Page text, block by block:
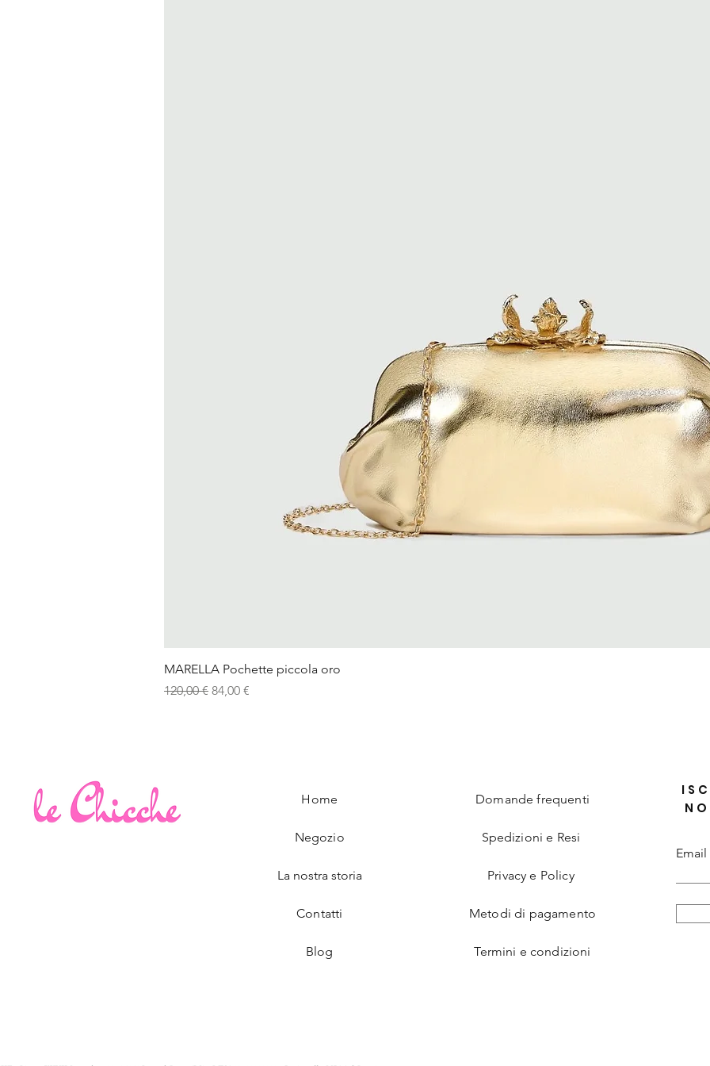
MARELLA Pochette piccola oro
Prezzo regolare
120,00 € Prezzo scontato
84,00 €
Home
Negozio
La nostra storia
Contatti
Blog
Domande frequenti
Spedizioni e Resi
Privacy e Policy
Metodi di pagamento
Termini e condizioni
Email